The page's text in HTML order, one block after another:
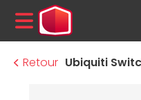
MENU
Retour